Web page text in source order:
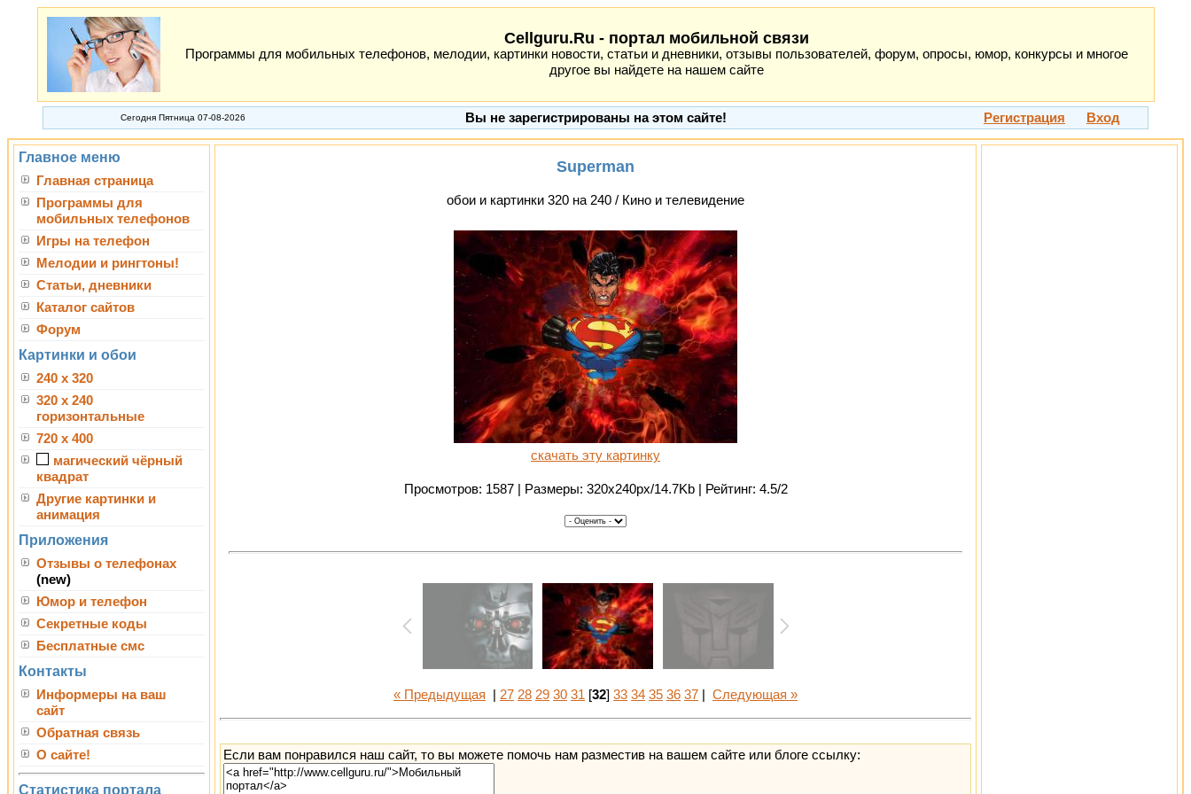
Cellguru.Ru - портал мобильной связи
Программы для мобильных телефонов, мелодии, картинки новости, статьи и дневники, отзывы пользователей, форум, опросы, юмор, конкурсы и многое
другое вы найдете на нашем сайте
Сегодня Пятница 07-08-2026 Вы не зарегистрированы на этом сайте! Регистрация Вход
Главное меню
Главная страница
Программы для
мобильных телефонов
Игры на телефон
Мелодии и рингтоны!
Статьи, дневники
Каталог сайтов
Форум
Картинки и обои
240 x 320
320 x 240
горизонтальные
720 x 400
магический чёрный
квадрат
Другие картинки и
анимация
Приложения
Отзывы о телефонах
(new)
Юмор и телефон
Секретные коды
Бесплатные смс
Контакты
Информеры на ваш
сайт
Обратная связь
О сайте!
Статистика портала
Superman
обои и картинки 320 на 240 / Кино и телевидение
скачать эту картинку
Просмотров: 1587 | Размеры: 320x240px/14.7Kb | Рейтинг: 4.5/2
« Предыдущая 27 28 29 30 31 [32] 33 34 35 36 37 Следующая »
Если вам понравился наш сайт, то вы можете помочь нам разместив на вашем сайте или блоге ссылку: